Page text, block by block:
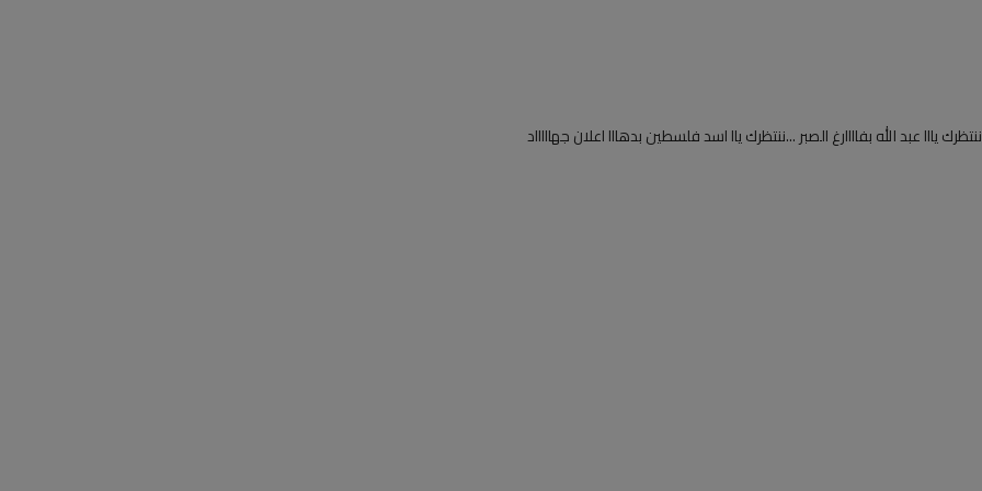
يااا عبد الله بفاااارغ الصبر ...ننتظرك ياا اسد فلسطين بدهااا اعلان جهاااااد